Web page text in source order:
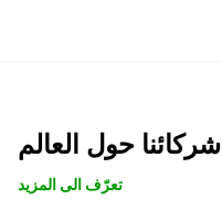
شركائنا حول العالم
تعرّف الى المزيد